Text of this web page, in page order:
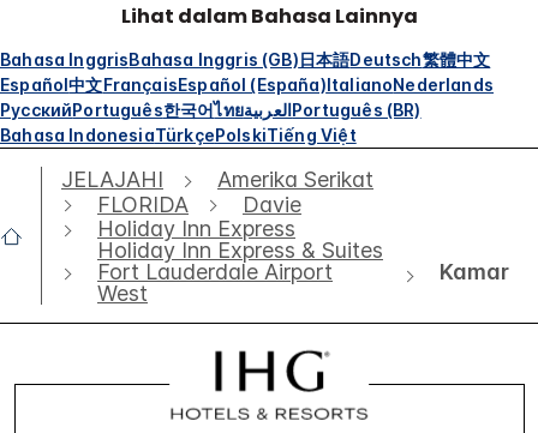
Lihat dalam Bahasa Lainnya
Bahasa InggrisBahasa Inggris (GB)日本語Deutsch繁體中文
Español中文FrançaisEspañol (España)ItalianoNederlands
РусскийPortuguês한국어ไทยالعربيةPortuguês (BR)
Bahasa IndonesiaTürkçePolskiTiếng Việt
JELAJAHI
Amerika Serikat
FLORIDA
Davie
Holiday Inn Express
Holiday Inn Express & Suites
Fort Lauderdale Airport
West
Kamar